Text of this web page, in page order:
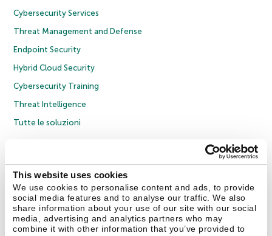
This website uses cookies
We use cookies to personalise content and ads, to provide
social media features and to analyse our traffic. We also
share information about your use of our site with our social
media, advertising and analytics partners who may
combine it with other information that you’ve provided to
Cybersecurity Services
Threat Management and Defense
Endpoint Security
Hybrid Cloud Security
Cybersecurity Training
Threat Intelligence
Tutte le soluzioni
Informativa sulla privacy
Cookies
Contatti Chi siamo Partner Blog Centro risorse Comunicati stampa